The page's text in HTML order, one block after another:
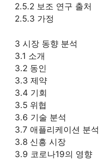
2.5.2 보조 연구 출처
2.5.3 가정
3 시장 동향 분석
3.1 소개
3.2 동인
3.3 제약
3.4 기회
3.5 위협
3.6 기술 분석
3.7 애플리케이션 분석
3.8 신흥 시장
3.9 코로나19의 영향